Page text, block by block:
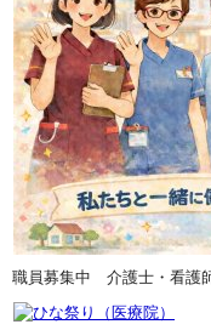
職員募集中 介護士・看護